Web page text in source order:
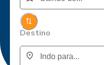
Destino